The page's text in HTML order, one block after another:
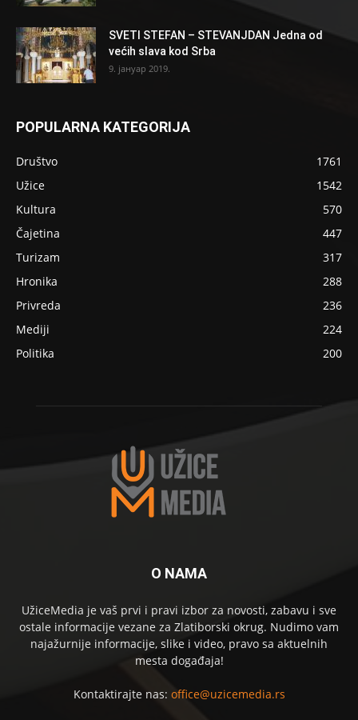
SVETI STEFAN – STEVANJDAN Jedna od
većih slava kod Srba
9. јануар 2019.
POPULARNA KATEGORIJA
Društvo
1761
Užice
1542
Kultura
570
Čajetina
447
Turizam
317
Hronika
288
Privreda
236
Mediji
224
Politika
200
O NAMA
UžiceMedia je vaš prvi i pravi izbor za novosti, zabavu i sve
ostale informacije vezane za Zlatiborski okrug. Nudimo vam
najažurnije informacije, slike i video, pravo sa aktuelnih
mesta događaja!
Kontaktirajte nas: office@uzicemedia.rs